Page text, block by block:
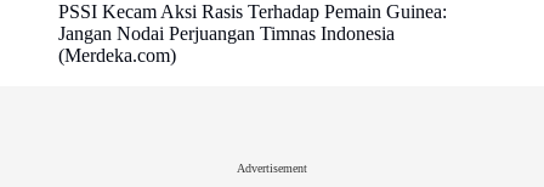
PSSI Kecam Aksi Rasis Terhadap Pemain Guinea:
Jangan Nodai Perjuangan Timnas Indonesia
(Merdeka.com)
Advertisement